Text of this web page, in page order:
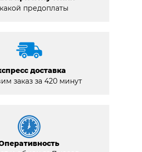
предоплаты
доставка
заказ за 420 минут